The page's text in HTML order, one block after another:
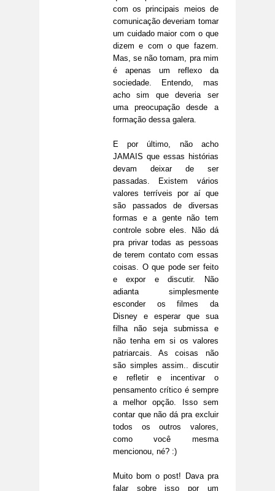
com os principais meios de
comunicação deveriam tomar
um cuidado maior com o que
dizem e com o que fazem.
Mas, se não tomam, pra mim
é apenas um reflexo da
sociedade. Entendo, mas
acho sim que deveria ser
uma preocupação desde a
formação dessa galera.
E por último, não acho
JAMAIS que essas histórias
devam deixar de ser
passadas. Existem vários
valores terríveis por aí que
são passados de diversas
formas e a gente não tem
controle sobre eles. Não dá
pra privar todas as pessoas
de terem contato com essas
coisas. O que pode ser feito
e expor e discutir. Não
adianta simplesmente
esconder os filmes da
Disney e esperar que sua
filha não seja submissa e
não tenha em si os valores
patriarcais. As coisas não
são simples assim.. discutir
e refletir e incentivar o
pensamento crítico é sempre
a melhor opção. Isso sem
contar que não dá pra excluir
todos os outros valores,
como você mesma
mencionou, né? :)
Muito bom o post! Dava pra
falar sobre isso por um